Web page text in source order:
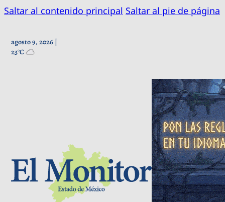
Saltar al contenido principal Saltar al pie de página
agosto 9, 2026 |
23°C